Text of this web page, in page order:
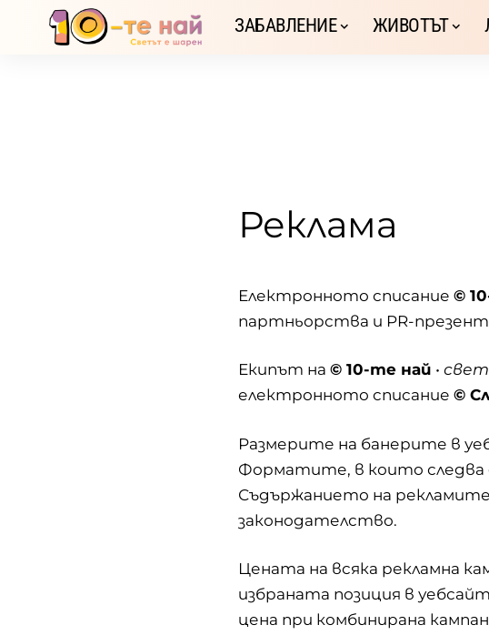
ЗАБАВЛЕНИЕ ЖИВОТЪТ
Реклама
Електронното списание ©
партньорства и PR-
Екипът на © 10-те най •
електронното списание ©
Размерите на банерите в
Форматите, в които следва
Съдържанието на
законодателство.
Цената на всяка рекламна
избраната позиция в
цена при комбинирана